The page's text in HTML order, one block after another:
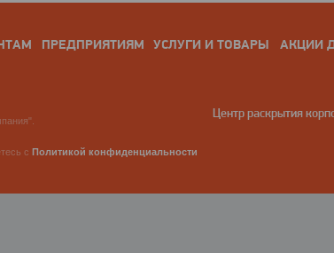
ПРЕДПРИЯТИЯМ УСЛУГИ И ТОВАРЫ АКЦИИ
Центр раскрытия
с Политикой конфиденциальности